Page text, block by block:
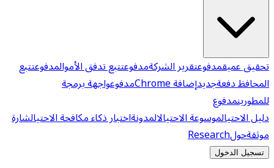
تحقيق عميقمدفوعتقرير الشركةمدفوعتتبع تدفق الأموالمدفوعتتبع
المحافظ دفعةجديدإضافة Chrome مدفوعواجهة برمجة
للمطورينمدفوع
دليل الاحتيالموسوعة الاحتيالالمدونةاختبار ذكاء مكافحة الاحتيالشارة
موثقةحولResearch
تسجيل الدخول